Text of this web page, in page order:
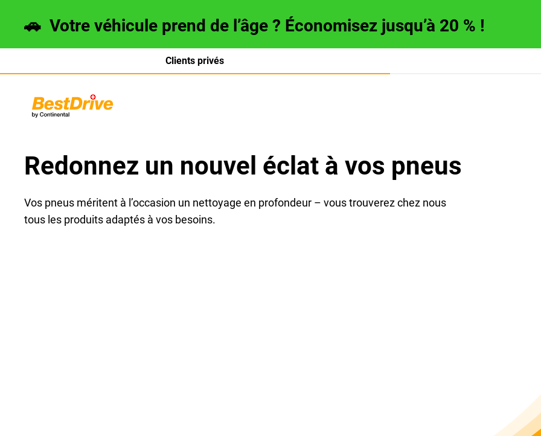
🚗 Votre véhicule prend de l’âge ? Économisez jusqu’à 20 % !
Clients privés
Deutsch
Redonnez un nouvel éclat à vos pneus
Vos pneus méritent à l’occasion un nettoyage en profondeur – vous trouverez chez nous
tous les produits adaptés à vos besoins.